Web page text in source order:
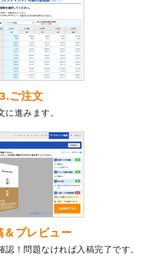
ータイプののぼりが作成できるよ
ました！
のぼり
が作成できるようになり
インテンプレートを追加しまし
】ステッカー
た！
4月始まりのカレンダーデザイン
ートを公開いたしました。
年の年賀ポスターデザインテンプ
公開いたしました。
賀状のデザインテンプレート
ました。
ァイル、封筒、うちわにてオリジ
インで作成できるようになりまし
3.ご注文
進みます。
＆プレビュー
！問題なければ入稿完了です。